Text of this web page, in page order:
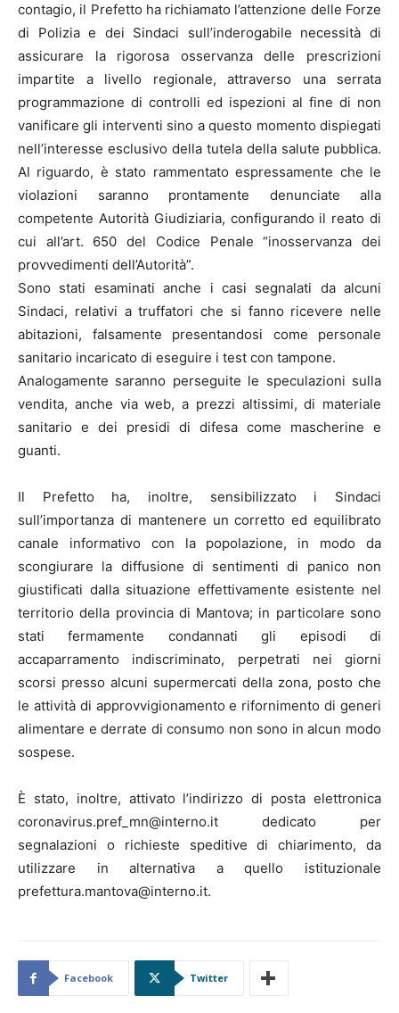
contagio, il Prefetto ha richiamato l’attenzione delle Forze
di Polizia e dei Sindaci sull’inderogabile necessità di
assicurare la rigorosa osservanza delle prescrizioni
impartite a livello regionale, attraverso una serrata
programmazione di controlli ed ispezioni al fine di non
vanificare gli interventi sino a questo momento dispiegati
nell’interesse esclusivo della tutela della salute pubblica.
Al riguardo, è stato rammentato espressamente che le
violazioni saranno prontamente denunciate alla
competente Autorità Giudiziaria, configurando il reato di
cui all’art. 650 del Codice Penale “inosservanza dei
provvedimenti dell’Autorità”.
Sono stati esaminati anche i casi segnalati da alcuni
Sindaci, relativi a truffatori che si fanno ricevere nelle
abitazioni, falsamente presentandosi come personale
sanitario incaricato di eseguire i test con tampone.
Analogamente saranno perseguite le speculazioni sulla
vendita, anche via web, a prezzi altissimi, di materiale
sanitario e dei presidi di difesa come mascherine e
guanti.
Il Prefetto ha, inoltre, sensibilizzato i Sindaci
sull’importanza di mantenere un corretto ed equilibrato
canale informativo con la popolazione, in modo da
scongiurare la diffusione di sentimenti di panico non
giustificati dalla situazione effettivamente esistente nel
territorio della provincia di Mantova; in particolare sono
stati fermamente condannati gli episodi di
accaparramento indiscriminato, perpetrati nei giorni
scorsi presso alcuni supermercati della zona, posto che
le attività di approvvigionamento e rifornimento di generi
alimentare e derrate di consumo non sono in alcun modo
sospese.
È stato, inoltre, attivato l’indirizzo di posta elettronica
coronavirus.pref_mn@interno.it dedicato per
segnalazioni o richieste speditive di chiarimento, da
utilizzare in alternativa a quello istituzionale
prefettura.mantova@interno.it.
Facebook Twitter